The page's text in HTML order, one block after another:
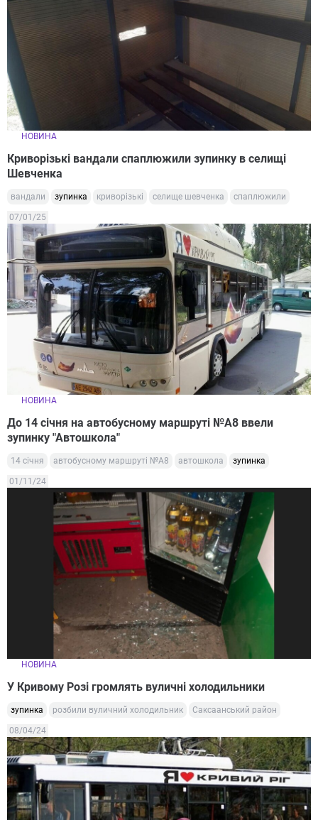
НОВИНА
Криворізькі вандали спаплюжили зупинку в селищі
Шевченка
вандали зупинка криворізькі селище шевченка спаплюжили
07/01/25
НОВИНА
До 14 січня на автобусному маршруті №А8 ввели
зупинку "Автошкола"
14 січня автобусному маршруті №А8 автошкола зупинка
01/11/24
НОВИНА
У Кривому Розі громлять вуличні холодильники
зупинка розбили вуличний холодильник Саксаанський район
08/04/24